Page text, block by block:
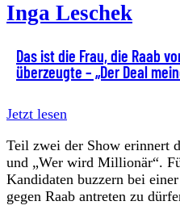
Inga Leschek
Das ist die Frau, die Raab
überzeugte – „Der Deal
Jetzt lesen
Teil zwei der Show erinnert
und „Wer wird Millionär“.
Kandidaten buzzern bei
gegen Raab antreten zu